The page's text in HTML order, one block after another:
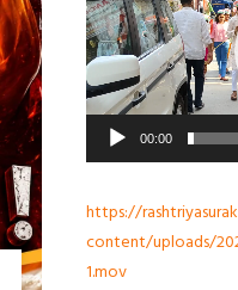
00:00
https://
content/uploads/
1.mov